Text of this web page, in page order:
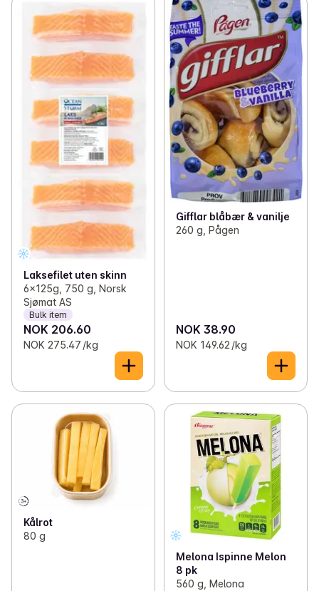
Laksefilet uten skinn
6x125g, 750 g, Norsk
Sjømat AS
Bulk item
NOK 206.60
NOK 275.47 /kg
Gifflar blåbær & vanilje
260 g, Pågen
NOK 38.90
NOK 149.62 /kg
Kålrot
80 g
Melona Ispinne Melon
8 pk
560 g, Melona